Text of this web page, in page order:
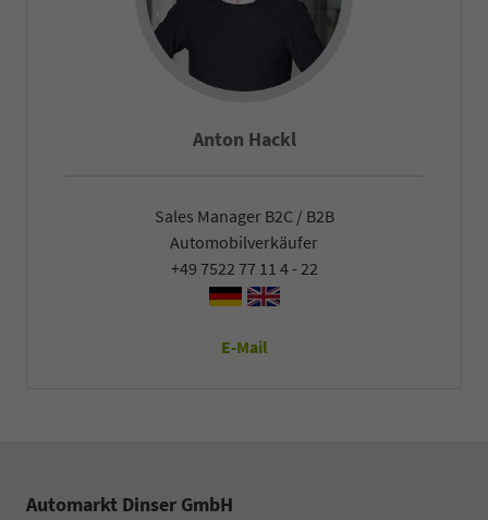
Falco Heck
Sales Manager B2C / B2B
Automobilverkäufer
+49 7522 77 11 4 - 22
E-Mail
Automarkt Dinser GmbH